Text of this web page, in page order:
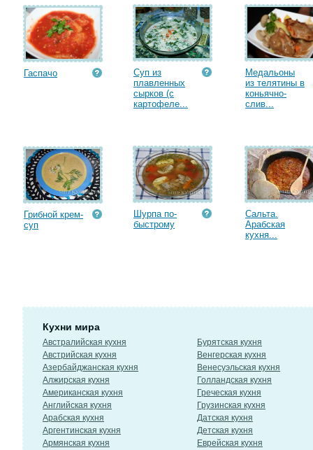
Гаспачо
Суп из
плавленных
сырков (с
картофеле...
Медальоны
из телятины в
коньячно-
слив...
Грибной крем-
суп
Шурпа по-
быстрому
Сальта.
Арабская
кухня...
Кухни мира
Австралийская кухня
Австрийская кухня
Азербайджанская кухня
Алжирская кухня
Американская кухня
Английская кухня
Арабская кухня
Аргентинская кухня
Армянская кухня
Бурятская кухня
Венгерская кухня
Венесуэльская кухня
Голландская кухня
Греческая кухня
Грузинская кухня
Датская кухня
Детская кухня
Еврейская кухня